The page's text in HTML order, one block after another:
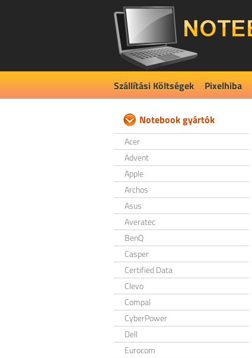
Szállítási Költségek Pixelhiba
Notebook gyártók
Acer
Advent
Apple
Archos
Asus
Averatec
BenQ
Casper
Certified Data
Clevo
Compal
CyberPower
Dell
Eurocom